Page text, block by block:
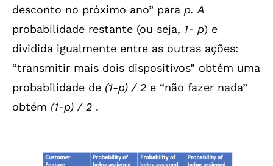
desconto no próximo ano” para p. A
probabilidade restante (ou seja, 1- p) e
dividida igualmente entre as outras ações:
“transmitir mais dois dispositivos” obtém uma
probabilidade de (1-p) / 2 e “não fazer nada”
obtém (1-p) / 2 .